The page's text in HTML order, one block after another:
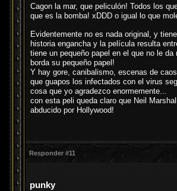
Cagon la mar, que peliculón! Todos los
que es la bomba! xDDD o igual lo que
Evidentemente no es nada original, y
historia engancha y la película resulta
tiene un pequeño papel en el que no le
borda su pequeño papel!
Y hay gore, canibalismo, escenas de
que guapos los infectados con el virus
cosa que yo agradezco enormemente...
con esta peli queda claro que Neil
abducido por Hollywood!
Responder #11
punky